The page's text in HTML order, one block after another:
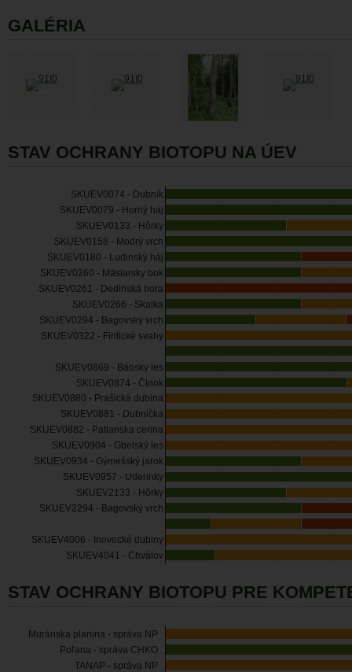
GALÉRIA
STAV OCHRANY BIOTOPU NA ÚEV
SKUEV0074 - Dubník
SKUEV0079 - Horný háj
SKUEV0133 - Hôrky
SKUEV0158 - Modrý vrch
SKUEV0180 - Ludinský háj
SKUEV0260 - Mäsiarsky bok
SKUEV0261 - Dedinská hora
SKUEV0266 - Skalka
SKUEV0294 - Bagovský vrch
SKUEV0322 - Fintické svahy
SKUEV0869 - Bábsky les
SKUEV0874 - Člnok
SKUEV0880 - Prašická dubina
SKUEV0881 - Dubnička
SKUEV0882 - Patianska cerina
SKUEV0904 - Gbelský les
SKUEV0934 - Gýmešský jarok
SKUEV0957 - Uderinky
SKUEV2133 - Hôrky
SKUEV2294 - Bagovský vrch
SKUEV4006 - Inovecké dubiny
SKUEV4041 - Chválov
STAV OCHRANY BIOTOPU PRE
Muránska planina - správa NP
Poľana - správa CHKO
TANAP - správa NP